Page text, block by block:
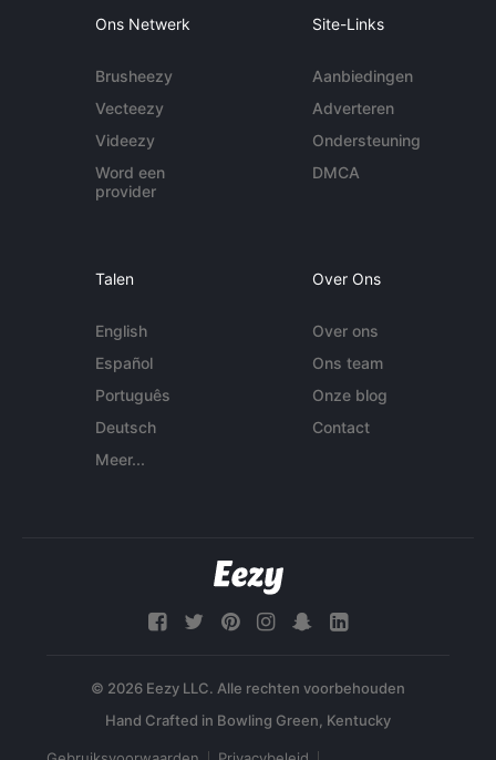
Ons Netwerk
Brusheezy
Vecteezy
Videezy
Word een
provider
Site-Links
Aanbiedingen
Adverteren
Ondersteuning
DMCA
Talen
English
Español
Português
Deutsch
Meer...
Over Ons
Over ons
Ons team
Onze blog
Contact
© 2026 Eezy LLC. Alle rechten voorbehouden